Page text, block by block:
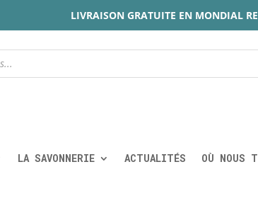
LIVRAISON GRATUITE EN MONDIAL
LA SAVONNERIE ACTUALITÉS OÙ NOUS